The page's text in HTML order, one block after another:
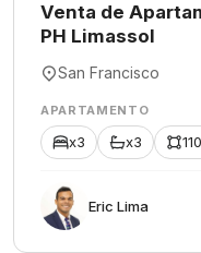
Venta de
PH Limassol
San Francisco
APARTAMENTO
x3 x3
Eric Lima